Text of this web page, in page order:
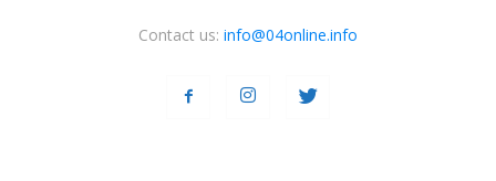
Contact us: info@04online.info